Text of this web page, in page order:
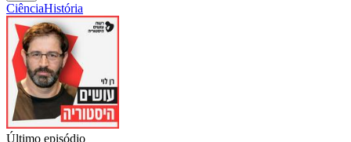
CiênciaHistória
Último episódio